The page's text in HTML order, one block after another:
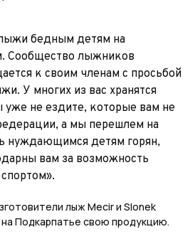
бедным детям на
Сообщество лыжников
к своим членам с просьбой
У многих из вас хранятся
не ездите, которые вам не
а мы перешлем на
нуждающимся детям горян,
вам за возможность
лыж Mecir и Slonek
Подкарпатье свою продукцию.